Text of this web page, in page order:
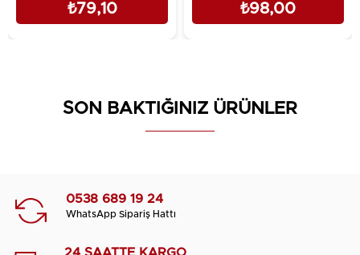
₺79,10 ₺98,00
SON BAKTIĞINIZ ÜRÜNLER
0538 689 19 24
WhatsApp Sipariş Hattı
24 SAATTE KARGO